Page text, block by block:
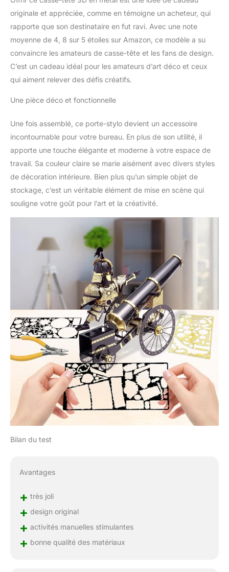
originale et appréciée, comme en témoigne un acheteur, qui
rapporte que son destinataire en fut ravi. Avec une note
moyenne de 4, 8 sur 5 étoiles sur Amazon, ce modèle a su
convaincre les amateurs de casse-tête et les fans de design.
C’est un cadeau idéal pour les amateurs d’art déco et ceux
qui aiment relever des défis créatifs.
Une pièce déco et fonctionnelle
Une fois assemblé, ce porte-stylo devient un accessoire
incontournable pour votre bureau. En plus de son utilité, il
apporte une touche élégante et moderne à votre espace de
travail. Sa couleur claire se marie aisément avec divers styles
de décoration intérieure. Bien plus qu’un simple objet de
stockage, c’est un véritable élément de mise en scène qui
souligne votre goût pour l’art et la créativité.
Bilan du test
Avantages
+ très joli
+ design original
+ activités manuelles stimulantes
+ bonne qualité des matériaux